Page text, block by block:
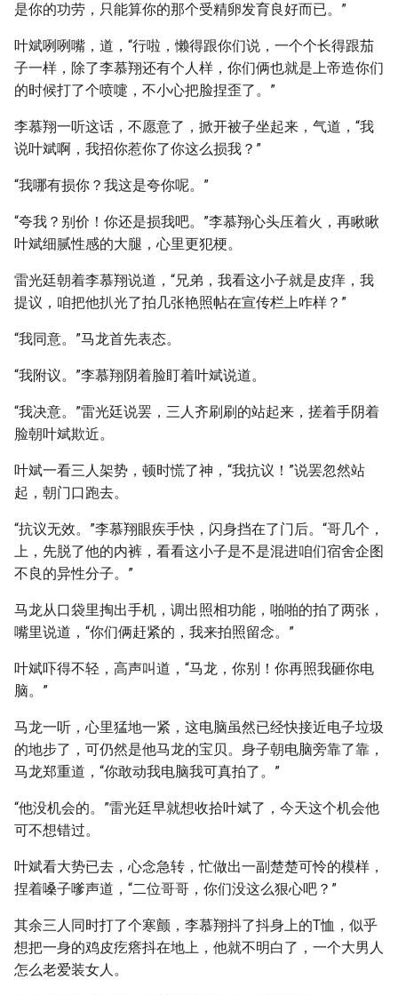
是你的功劳，只能算你的那个受精卵发育良好而已。”
叶斌咧咧嘴，道，“行啦，懒得跟你们说，一个个长得跟茄
子一样，除了李慕翔还有个人样，你们俩也就是上帝造你们
的时候打了个喷嚏，不小心把脸捏歪了。”
李慕翔一听这话，不愿意了，掀开被子坐起来，气道，“我
说叶斌啊，我招你惹你了你这么损我？”
“我哪有损你？我这是夸你呢。”
“夸我？别价！你还是损我吧。”李慕翔心头压着火，再瞅瞅
叶斌细腻性感的大腿，心里更犯梗。
雷光廷朝着李慕翔说道，“兄弟，我看这小子就是皮痒，我
提议，咱把他扒光了拍几张艳照帖在宣传栏上咋样？”
“我同意。”马龙首先表态。
“我附议。”李慕翔阴着脸盯着叶斌说道。
“我决意。”雷光廷说罢，三人齐刷刷的站起来，搓着手阴着
脸朝叶斌欺近。
叶斌一看三人架势，顿时慌了神，“我抗议！”说罢忽然站
起，朝门口跑去。
“抗议无效。”李慕翔眼疾手快，闪身挡在了门后。“哥几个，
上，先脱了他的内裤，看看这小子是不是混进咱们宿舍企图
不良的异性分子。”
马龙从口袋里掏出手机，调出照相功能，啪啪的拍了两张，
嘴里说道，“你们俩赶紧的，我来拍照留念。”
叶斌吓得不轻，高声叫道，“马龙，你别！你再照我砸你电
脑。”
马龙一听，心里猛地一紧，这电脑虽然已经快接近电子垃圾
的地步了，可仍然是他马龙的宝贝。身子朝电脑旁靠了靠，
马龙郑重道，“你敢动我电脑我可真拍了。”
“他没机会的。”雷光廷早就想收拾叶斌了，今天这个机会他
可不想错过。
叶斌看大势已去，心念急转，忙做出一副楚楚可怜的模样，
捏着嗓子嗲声道，“二位哥哥，你们没这么狠心吧？”
其余三人同时打了个寒颤，李慕翔抖了抖身上的T恤，似乎
想把一身的鸡皮疙瘩抖在地上，他就不明白了，一个大男人
怎么老爱装女人。